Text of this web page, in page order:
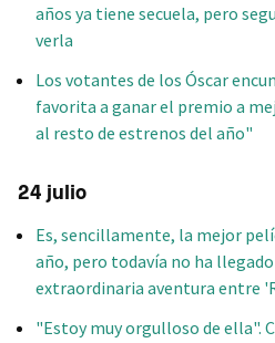
años ya tiene secuela, pero
verla
Los votantes de los Óscar
favorita a ganar el premio a
al resto de estrenos del año"
24 julio
Es, sencillamente, la mejor
año, pero todavía no ha llegado
extraordinaria aventura entre
"Estoy muy orgulloso de ella".